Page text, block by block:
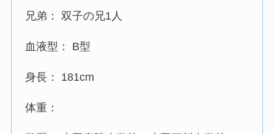
兄弟： 双子の兄1人
血液型： B型
身長： 181cm
体重：